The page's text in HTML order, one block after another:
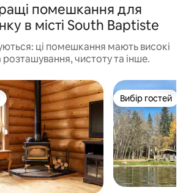
помешкання для
в місті South Baptiste
ці помешкання мають високі
розташування, чистоту та інше.
Вибір гостей
Вибір гостей